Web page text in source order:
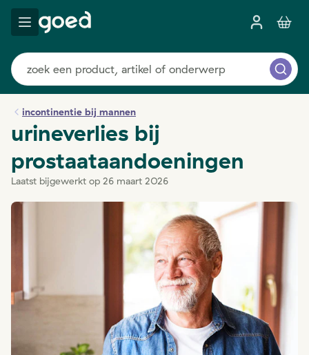
incontinentie bij mannen
urineverlies bij
prostaataandoeningen
Laatst bijgewerkt op 26 maart 2026